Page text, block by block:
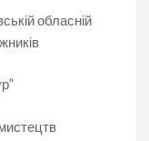
обласній